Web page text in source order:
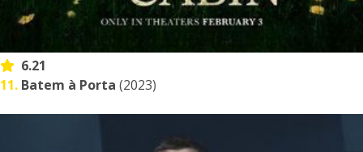
6.21
11. Batem à Porta (2023)